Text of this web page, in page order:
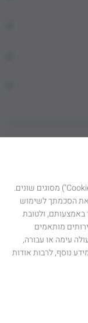
לידיעתך, באתר זה אנו משתמשים בקבצי מידע ("Cookies") מסוגים שונים.
את הסכמתך לשימוש
באמצעותם, ולטובת
מותאמים
עימה או עבורה,
נוסף, לרבות אודות